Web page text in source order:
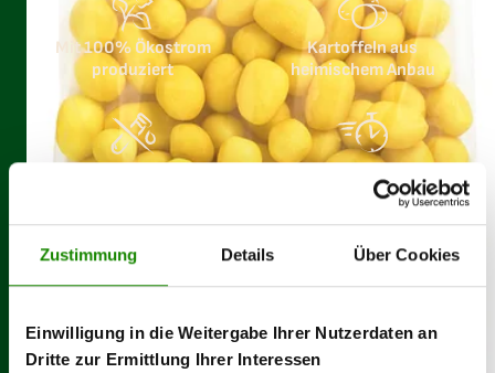
Zustimmung Details Über Cookies
Einwilligung in die Weitergabe Ihrer Nutzerdaten an
Dritte zur Ermittlung Ihrer Interessen
Mit 100% Ökostrom
produziert
Kartoffeln aus
heimischem Anbau
zubereitet